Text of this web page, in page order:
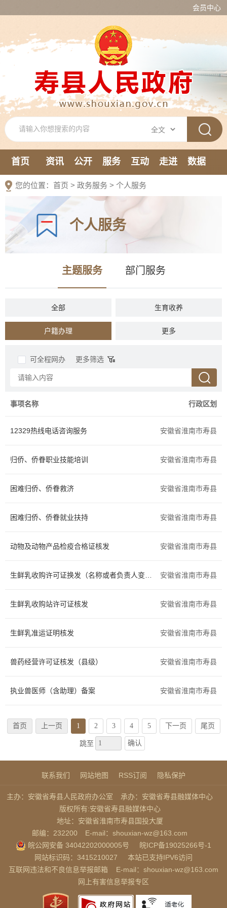
会员中心
首页 资讯 公开 服务 互动 走进
数据
新媒体
您的位置： 首页 > 政务服务 > 个人服务
个人服务
主题服务 部门服务
全部 生育收养
户籍办理 民族宗教
教育科研
就业创业
交通出行 旅游观光
出境入境 消费维权
其他
更多
可全程网办 更多筛选
事项名称 行政区划
12329热线电话咨询服务 安徽省淮南市寿县
归侨、侨眷职业技能培训 安徽省淮南市寿县
困难归侨、侨眷救济 安徽省淮南市寿县
困难归侨、侨眷就业扶持 安徽省淮南市寿县
动物及动物产品检疫合格证核发 安徽省淮南市寿县
安徽省淮南市寿县
生鲜乳收购站许可证核发 安徽省淮南市寿县
生鲜乳准运证明核发 安徽省淮南市寿县
兽药经营许可证核发（县级） 安徽省淮南市寿县
执业兽医师（含助理）备案 安徽省淮南市寿县
首页 上一页 1 2 3 4 5 下一页 尾页
跳至 确认
联系我们 网站地图 RSS订阅 隐私保护
主办：安徽省寿县人民政府办公室
承办：安徽省寿县融媒体中心
版权所有:安徽省寿县融媒体中心
地址：安徽省淮南市寿县国投大厦
邮编：232200
E-mail：shouxian-wz@163.com
皖公网安备 34042202000005号
皖ICP备19025266号-1
网站标识码：3415210027
本站已支持IPV6访问
互联网违法和不良信息举报邮箱
E-mail：shouxian-wz@163.com
网上有害信息举报专区